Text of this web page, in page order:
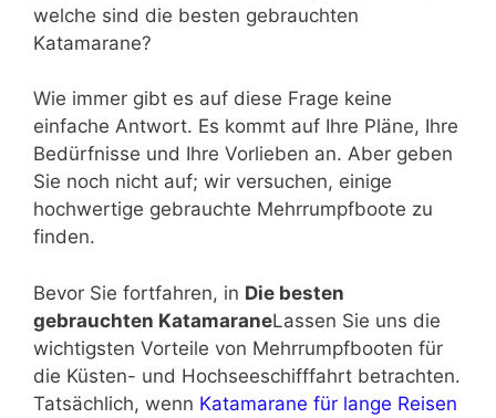
welche sind die besten gebrauchten
Katamarane?
Wie immer gibt es auf diese Frage keine
einfache Antwort. Es kommt auf Ihre Pläne, Ihre
Bedürfnisse und Ihre Vorlieben an. Aber geben
Sie noch nicht auf; wir versuchen, einige
hochwertige gebrauchte Mehrrumpfboote zu
finden.
Bevor Sie fortfahren, in Die besten
gebrauchten KatamaraneLassen Sie uns die
wichtigsten Vorteile von Mehrrumpfbooten für
die Küsten- und Hochseeschifffahrt betrachten.
Tatsächlich, wenn Katamarane für lange Reisen